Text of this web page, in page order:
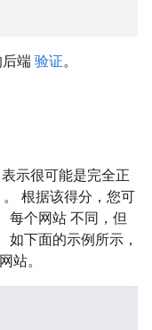
端 验证。
示很可能是完全正
根据该得分，您可
每个网站 不同，但
如下面的示例所示，
站。